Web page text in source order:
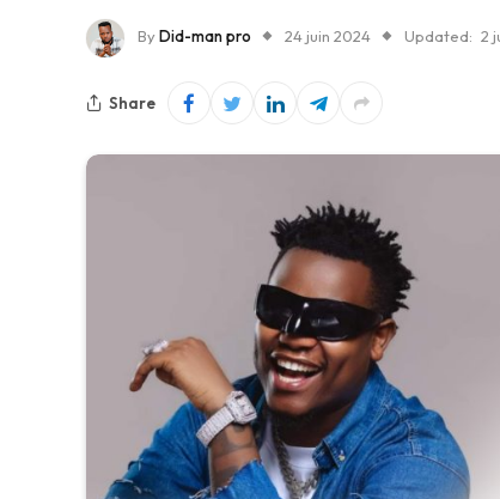
ByDid-man pro 24 juin 2024 Updated: 2
Share